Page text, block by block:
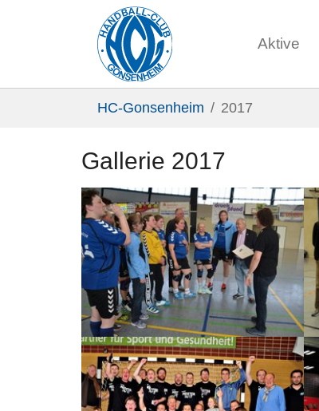
Aktive
HC-Gonsenheim 2017
Gallerie 2017